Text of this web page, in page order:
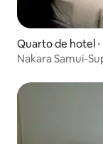
Quarto de hotel ⋅
Nakara Samui-